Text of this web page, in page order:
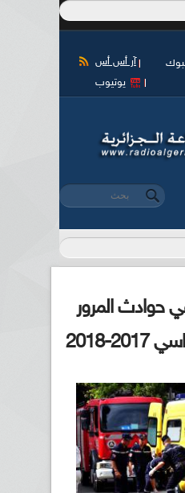
آر أس أس
يوتيوب
استمارة البحث
‏بحث ‏
في حوادث المرور
2018